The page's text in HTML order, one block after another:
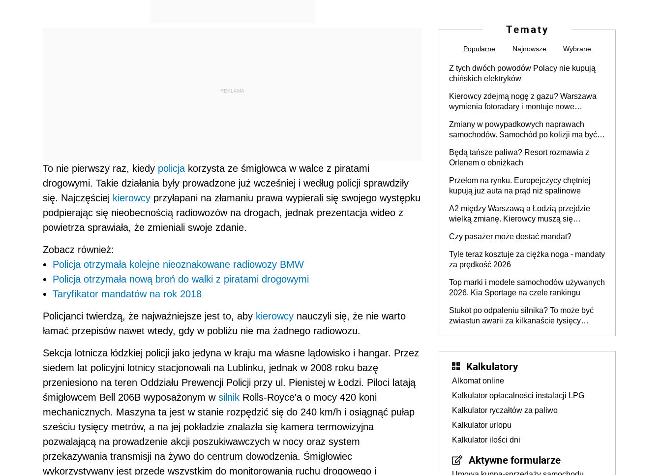
REKLAMA
To nie pierwszy raz, kiedy policja korzysta ze śmigłowca w walce z piratami
drogowymi. Takie działania były prowadzone już wcześniej i według policji sprawdziły
się. Najczęściej kierowcy przyłapani na złamaniu prawa wypierali się swojego występku
podpierając się nieobecnością radiowozów na drogach, jednak prezentacja wideo z
powietrza sprawiała, że zmieniali swoje zdanie.
Zobacz również:
Policja otrzymała kolejne nieoznakowane radiowozy BMW
Policja otrzymała nową broń do walki z piratami drogowymi
Taryfikator mandatów na rok 2018
Policjanci twierdzą, że najważniejsze jest to, aby kierowcy nauczyli się, że nie warto
łamać przepisów nawet wtedy, gdy w pobliżu nie ma żadnego radiowozu.
Sekcja lotnicza łódzkiej policji jako jedyna w kraju ma własne lądowisko i hangar. Przez
siedem lat policyjni lotnicy stacjonowali na Lublinku, jednak w 2008 roku bazę
przeniesiono na teren Oddziału Prewencji Policji przy ul. Pienistej w Łodzi. Piloci latają
śmigłowcem Bell 206B wyposażonym w silnik Rolls-Royce'a o mocy 420 koni
mechanicznych. Maszyna ta jest w stanie rozpędzić się do 240 km/h i osiągnąć pułap
sześciu tysięcy metrów, a na jej pokładzie znalazła się kamera termowizyjna
pozwalającą na prowadzenie akcji poszukiwawczych w nocy oraz system
przekazywania transmisji na żywo do centrum dowodzenia. Śmigłowiec
wykorzystywany jest przede wszystkim do monitorowania ruchu drogowego i
Tematy
Popularne Najnowsze Wybrane
Z tych dwóch powodów Polacy nie kupują
chińskich elektryków
Kierowcy zdejmą nogę z gazu? Warszawa
wymienia fotoradary i montuje nowe
Zmiany w powypadkowych naprawach
samochodów. Samochód po kolizji ma być
technologią producenta
Będą tańsze paliwa? Resort rozmawia z
Orlenem o obniżkach
Przełom na rynku. Europejczycy chętniej
kupują już auta na prąd niż spalinowe
A2 między Warszawą a Łodzią przejdzie
wielką zmianę. Kierowcy muszą się
Czy pasażer może dostać mandat?
Tyle teraz kosztuje za ciężka noga - mandaty
za prędkość 2026
Top marki i modele samochodów używanych
2026. Kia Sportage na czele rankingu
Stukot po odpaleniu silnika? To może być
zwiastun awarii za kilkanaście tysięcy
Kalkulatory
Alkomat online
Kalkulator opłacalności instalacji LPG
Kalkulator ryczałtów za paliwo
Kalkulator urlopu
Kalkulator ilości dni
Aktywne formularze